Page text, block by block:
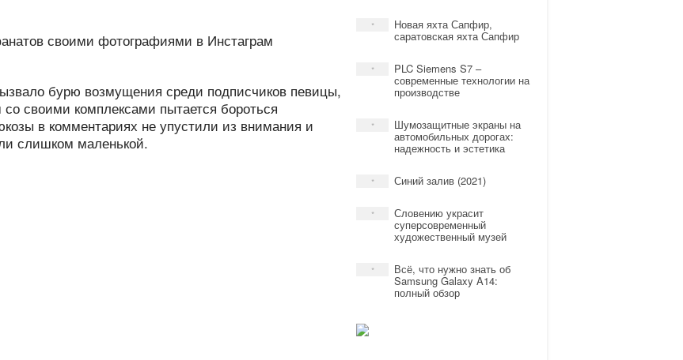
бурю возмущения среди подписчиков певицы,
своими комплексами пытается бороться
в комментариях не упустили из внимания и
слишком маленькой.
* Новая яхта Сапфир,
саратовская яхта Сапфир
* PLC Siemens S7 –
современные технологии на
производстве
* Шумозащитные экраны на
автомобильных дорогах:
надежность и эстетика
* Синий залив (2021)
* Словению украсит
суперсовременный
художественный музей
* Всё, что нужно знать об
Samsung Galaxy A14:
полный обзор